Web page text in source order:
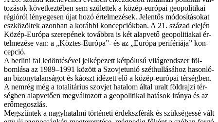
to­zá­sok kö­vet­kez­té­ben sem szü­let­tek a kö­zép-eu­ró­pai geo­po­li­ti­kai
ré­gi­ó­ról lé­nye­ge­sen újat ho­zó ér­tel­me­zé­sek. Je­len­tős mó­do­sí­tá­so­kat
esz­kö­zöl­tek azon­ban a ko­ráb­bi kon­cep­ci­ók­ban. A 21. szá­zad ele­jén
Kö­zép-Eu­ró­pa sze­re­pé­nek to­vább­ra is két alap­ve­tő geopolitiakai ér­
tel­me­zé­se van: a „Köz­tes-Eu­ró­pa”- és az „Eu­ró­pa pe­ri­fé­ri­á­ja” kon­
cep­ció.
A ber­li­ni fal le­dön­té­sé­vel jel­ké­pe­zett két­pó­lu­sú vi­lág­rend­szer föl­
bom­lá­sa az 1989–1991 között a Szov­jet­unió szét­hul­lá­sá­hoz ha­son­ló­
an bi­zony­ta­lan­sá­got és ká­oszt idé­zett elő a kö­zép-eu­ró­pai tér­ség­ben.
A nem­rég még a to­ta­li­tá­ri­us szov­jet ha­ta­lom ál­tal uralt föld­raj­zi tér­
ség­ben alap­ve­tő­en meg­vál­to­zott a geo­po­li­ti­kai ha­tá­sok irá­nya és az
erő­meg­osz­lás.
Meg­szűn­tek a nagy­ha­tal­mi tör­té­ne­ti ér­dek­szfé­rák és szük­sé­ges­sé vált